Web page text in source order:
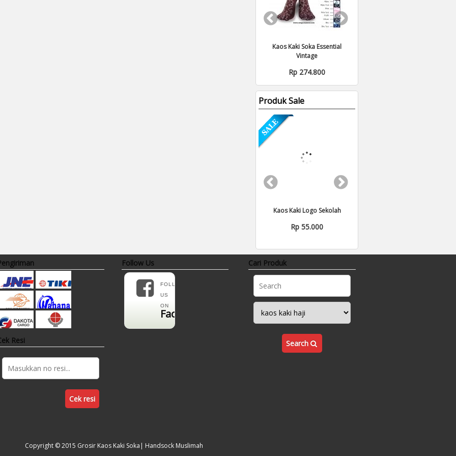
Kaos Kaki Soka Essential
Vintage
Rp 274.800
Produk Sale
Kaos Kaki Logo Sekolah
Rp 55.000
Resi
Cek resi
Follow Us
FOLLOW
US
ON
Facebook
Cari Produk
Search
Copyright © 2015 Grosir Kaos Kaki Soka| Handsock Muslimah